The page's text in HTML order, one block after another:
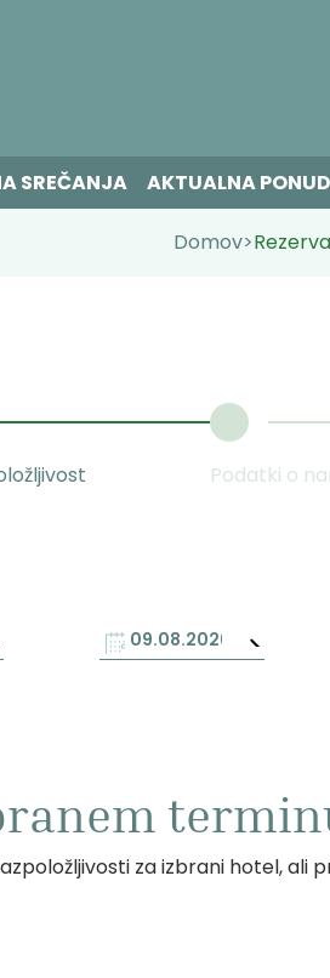
SREČANJA AKTUALNA
Domov>
Podatki o
za izbrani hotel, ali